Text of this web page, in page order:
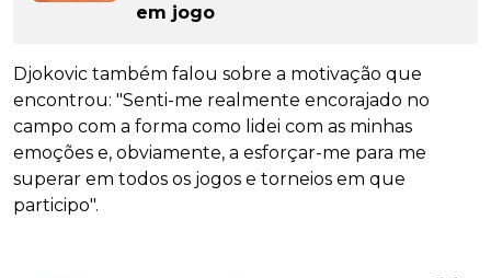
em jogo
Djokovic também falou sobre a motivação que
encontrou: "Senti-me realmente encorajado no
campo com a forma como lidei com as minhas
emoções e, obviamente, a esforçar-me para me
superar em todos os jogos e torneios em que
participo".